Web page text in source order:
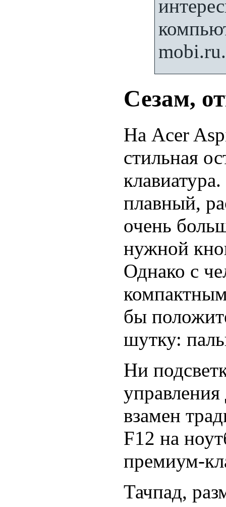
mobi.ru.
Сезам,
На Acer
стильная
плавный,
очень
нужной
Однако с
бы
шутку:
Ни
взамен
F12 на
премиум-
Тачпад,